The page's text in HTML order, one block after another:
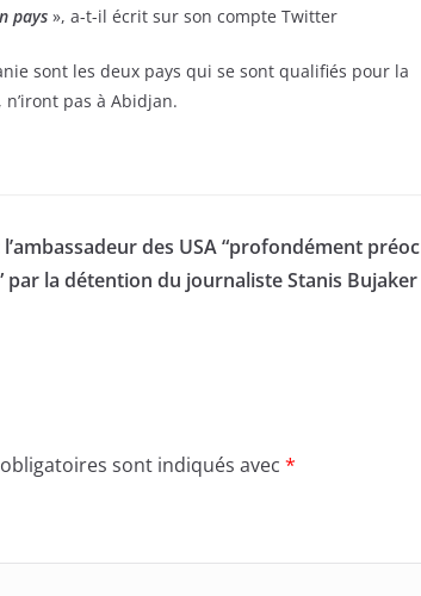
pays », a-t-il écrit sur son compte Twitter
sont les deux pays qui se sont qualifiés pour la
pas à Abidjan.
l’ambassadeur des USA “profondément préoc
par la détention du journaliste Stanis Bujaker
sont indiqués avec *